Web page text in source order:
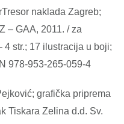
naklada Zagreb;
– GAA, 2011. / za
str.; 17 ilustracija u boji;
978-953-265-059-4
grafička priprema
Tiskara Zelina d.d. Sv.